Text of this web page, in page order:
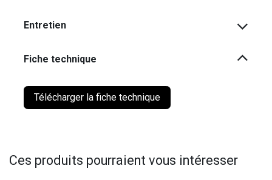
Entretien
Fiche technique
Télécharger la fiche technique
Ces produits pourraient vous intéresser